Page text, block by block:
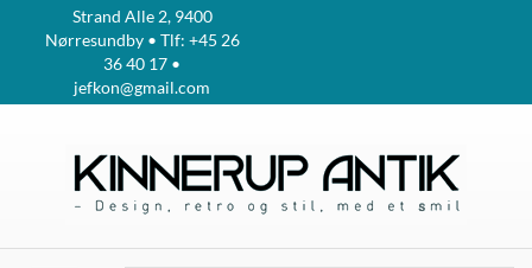
Strand Alle 2, 9400
Nørresundby • Tlf: +45 26
36 40 17 •
jefkon@gmail.com